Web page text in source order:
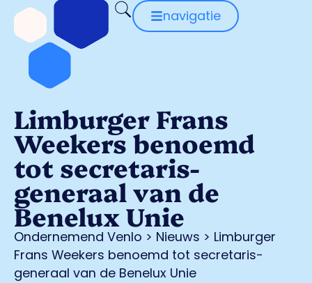
navigatie
Limburger Frans
Weekers benoemd
tot secretaris-
generaal van de
Benelux Unie
Ondernemend Venlo > Nieuws > Limburger
Frans Weekers benoemd tot secretaris-
generaal van de Benelux Unie